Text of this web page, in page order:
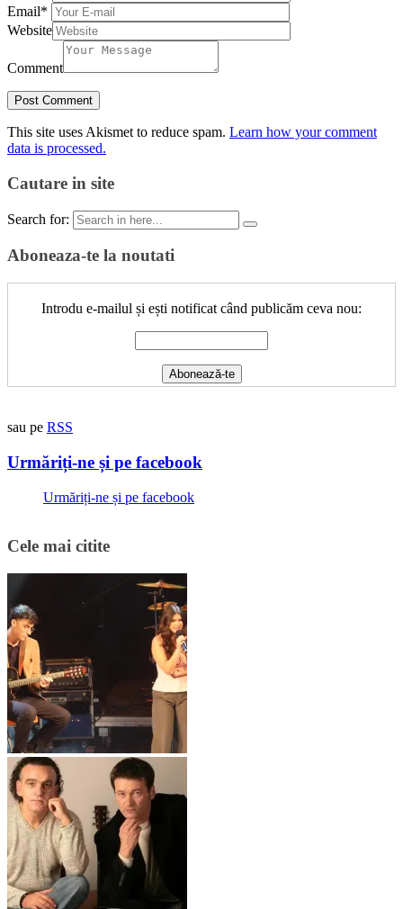
Email*
Website
Comment
This site uses Akismet to reduce spam. Learn how your comment
data is processed.
Cautare in site
Search for:
Aboneaza-te la noutati
Introdu e-mailul și ești notificat când publicăm ceva nou:
sau pe RSS
Urmăriți-ne și pe facebook
Urmăriți-ne și pe facebook
Cele mai citite